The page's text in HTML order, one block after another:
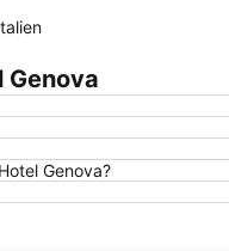
Genova
Genova?